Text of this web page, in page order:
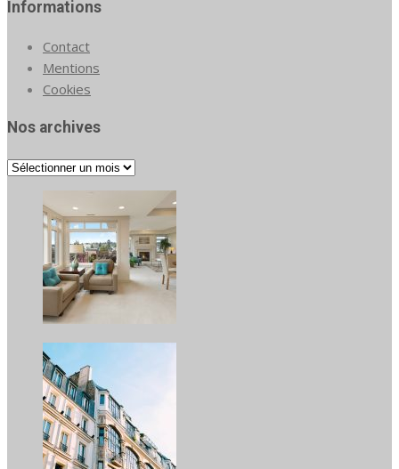
Informations
Contact
Mentions
Cookies
Nos archives
Nos